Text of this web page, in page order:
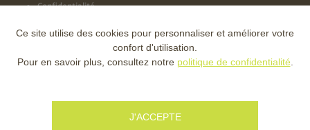
Confidentialité
NOS LABELS
Ce site utilise des cookies pour personnaliser et améliorer votre
confort d'utilisation.
Pour en savoir plus, consultez notre politique de confidentialité
J'ACCEPTE